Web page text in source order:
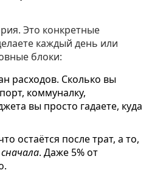
Это конкретные
каждый день или
блоки:
расходов. Сколько вы
коммуналку,
вы просто гадаете, куда
остаётся после трат, а то,
сначала. Даже 5% от